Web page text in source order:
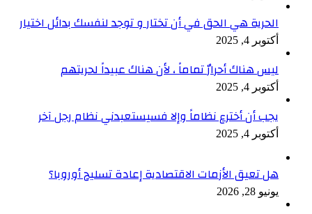
الحرية هي الحق في أن تختار و توجد لنفسك بدائل اختيار
أكتوبر 4, 2025
ليس هناك أحرارٌ تماماً ، لأن هناك عبيداً لحريتهم
أكتوبر 4, 2025
يجب أن أخترع نظاماً وإلا فسيستعبدني نظام رجل آخر
أكتوبر 4, 2025
هل تعيق الأزمات الاقتصادية إعادة تسليح أوروبا؟
يونيو 28, 2026